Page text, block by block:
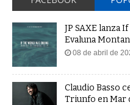
JP SAXE lanza
Evaluna
08 de abril de
Claudio Basso
Triunfo en Mar